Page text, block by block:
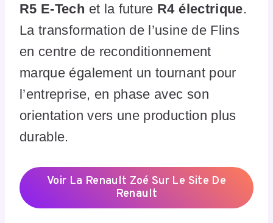
R5 E-Tech et la future R4 électrique.
La transformation de l’usine de Flins
en centre de reconditionnement
marque également un tournant pour
l’entreprise, en phase avec son
orientation vers une production plus
durable.
Voir La Renault Zoé Sur Le Site De
Renault